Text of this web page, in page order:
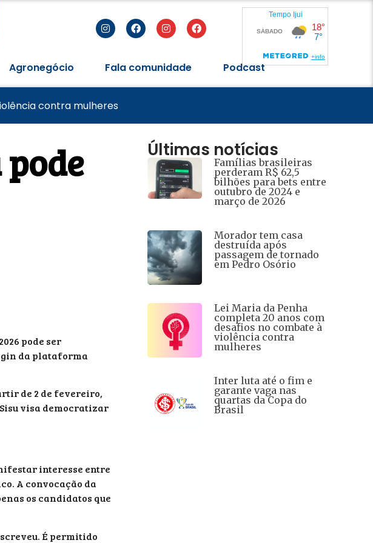
Agronegócio Fala comunidade Podcast
de 2024 e março de 2026
contra mulheres
pode ser
da plataforma
de 2 de fevereiro,
visa democratizar
interesse entre
A convocação da
os candidatos que
É permitido
Últimas notícias
Famílias brasileiras
perderam R$ 62,5
bilhões para bets entre
outubro de 2024 e
março de 2026
Morador tem casa
destruída após
passagem de tornado
em Pedro Osório
Lei Maria da Penha
completa 20 anos com
desafios no combate à
violência contra
mulheres
Inter luta até o fim e
garante vaga nas
quartas da Copa do
Brasil